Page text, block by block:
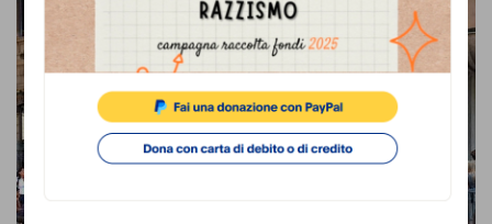
approfondimento
comunicazione
specificamente
dedicato
al